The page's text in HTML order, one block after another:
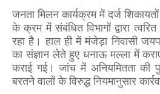
जनता मिलन कार्यक्रम में दर्ज शिकायतों
के क्रम में संबंधित विभागों द्वारा
रहा है। हाल ही में मंजेड़ा निवासी
का संज्ञान लेते हुए धनाऊ मल्ला में कराए
कराई गई। जांच में अनियमितता की
बरतने वालों के विरुद्ध नियमानुसार